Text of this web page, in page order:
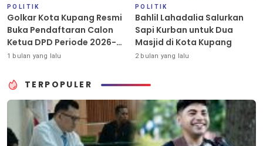
POLITIK
Golkar Kota Kupang Resmi
Buka Pendaftaran Calon
Ketua DPD Periode 2026-
2031
1 bulan yang lalu
POLITIK
Bahlil Lahadalia Salurkan
Sapi Kurban untuk Dua
Masjid di Kota Kupang
2 bulan yang lalu
TERPOPULER